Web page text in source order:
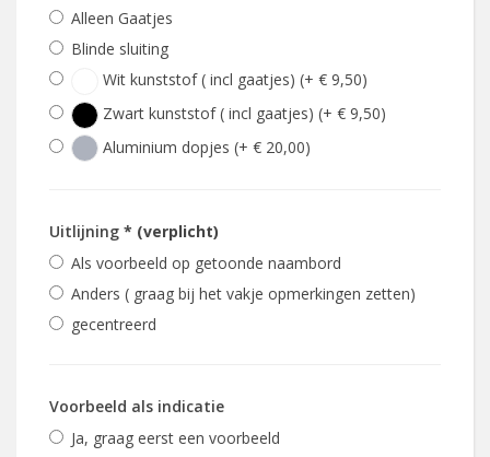
Alleen Gaatjes
Blinde sluiting
Wit kunststof ( incl gaatjes) (+ € 9,50)
Zwart kunststof ( incl gaatjes) (+ € 9,50)
Aluminium dopjes (+ € 20,00)
Uitlijning * (verplicht)
Als voorbeeld op getoonde naambord
Anders ( graag bij het vakje opmerkingen zetten)
gecentreerd
Voorbeeld als indicatie
Ja, graag eerst een voorbeeld